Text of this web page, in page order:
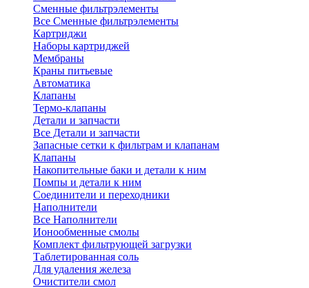
Сменные фильтрэлементы
Все Сменные фильтрэлементы
Картриджи
Наборы картриджей
Мембраны
Краны питьевые
Автоматика
Клапаны
Термо-клапаны
Детали и запчасти
Все Детали и запчасти
Запасные сетки к фильтрам и клапанам
Клапаны
Накопительные баки и детали к ним
Помпы и детали к ним
Соединители и переходники
Наполнители
Все Наполнители
Ионообменные смолы
Комплект фильтрующей загрузки
Таблетированная соль
Для удаления железа
Очистители смол